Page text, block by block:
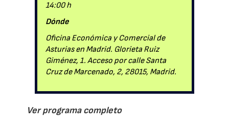
14:00 h
Dónde
Oficina Económica y Comercial de
Asturias en Madrid. Glorieta Ruiz
Giménez, 1. Acceso por calle Santa
Cruz de Marcenado, 2, 28015, Madrid.
Ver programa completo